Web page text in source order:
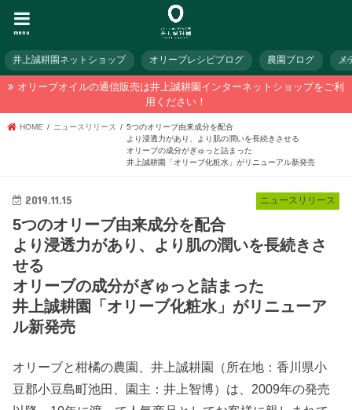
menu
井上誠耕園ネットショップ オリーブレシピブログ 農園ブログ メ
オリーブオイルの通信販売は井上誠耕園インターネットショップをご利
用ください！
HOME ニュースリリース
5つのオリーブ由来成分を配合
より浸透力があり、より肌の潤いを長続きさせる
オリーブの成分がぎゅっと詰まった
井上誠耕園「オリーブ化粧水」がリニューアル新発売
ニュースリリース
2019.11.15
5つのオリーブ由来成分を配合
より浸透力があり、より肌の潤いを長続きさ
せる
オリーブの成分がぎゅっと詰まった
井上誠耕園「オリーブ化粧水」がリニューア
ル新発売
オリーブと柑橘の農園、井上誠耕園（所在地：香川県小
豆郡小豆島町池田、園主：井上智博）は、2009年の発売